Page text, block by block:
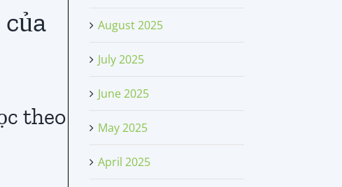
theo
August 2025
July 2025
June 2025
May 2025
April 2025